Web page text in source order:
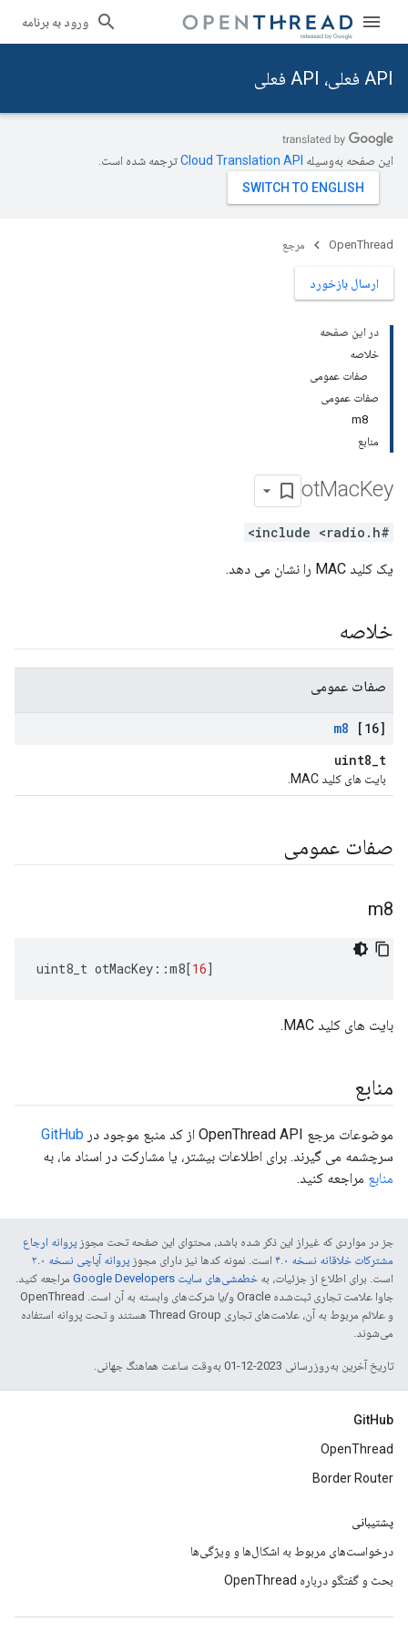
ورود به برنامه
API فعلی، API فعلی
این صفحه به‌وسیله ترجمه شده است.
OpenThread مرجع
ارسال بازخورد
در این صفحه
خلاصه
صفات عمومی
صفات عمومی
m8
منابع
otMacKey
#include <radio.h>
یک کلید MAC را نشان می دهد.
خلاصه
صفات عمومی
m8 [16]
uint8_t
بایت های کلید MAC.
صفات عمومی
m8
uint8_t otMacKey ::m8[16]
بایت های کلید MAC.
منابع
موضوعات مرجع OpenThread API از کد منبع موجود در
GitHub
سرچشمه می گیرند. برای اطلاعات بیشتر، یا مشارکت در اسناد ما، به
منابع مراجعه کنید.
جز در مواردی که غیراز این ذکر شده باشد، محتوای این صفحه تحت مجوز پروانه ارجاع
مشترکات خلاقانه نسخه ۴.۰
است. نمونه کدها نیز دارای مجوز پروانه آپاچی نسخه ۲.۰
است. برای اطلاع از جزئیات، به خطمشی‌های سایت Google Developers‏
مراجعه کنید.
جاوا علامت تجاری ثبت‌شده Oracle و/یا شرکت‌های وابسته به آن است. ‫OpenThread
و علائم مربوط به آن، علامت‌های تجاری Thread Group هستند و تحت پروانه استفاده
می‌شوند.
تاریخ آخرین به‌روزرسانی 2023-12-01 به‌وقت ساعت هماهنگ جهانی.
GitHub
OpenThread
Border Router
پشتیبانی
درخواست‌های مربوط به اشکال‌ها و ویژگی‌ها
بحث و گفتگو درباره OpenThread